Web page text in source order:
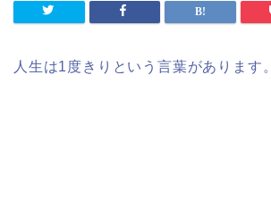
人生は1度きりという言葉があります。